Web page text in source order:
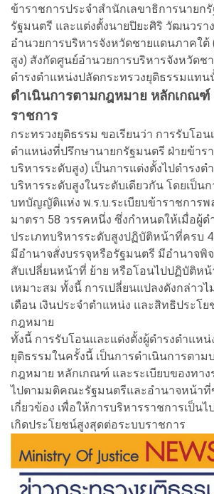
ข้าราชการประจำสำนักเลขาธิการนายก
รัฐมนตรี และแต่งตั้งนายปิยะศิริ วัฒนวรา
อำนวยการบริหารจังหวัดชายแดนภาคใต้
สูง) สังกัดศูนย์อำนวยการบริหารจังหวัดช
ดำรงตำแหน่งปลัดกระทรวงยุติธรรมแทน
ดำเนินการตามกฎหมาย หลักเกณฑ์
ราชการ
กระทรวงยุติธรรม ขอเรียนว่า การรับโอน
ตำแหน่งที่ปรึกษานายกรัฐมนตรี ฝ่ายข้าร
บริหารระดับสูง) เป็นการแต่งตั้งไปดำรงต
บริหารระดับสูงในระดับเดียวกัน โดยเป็น
บทบัญญัติแห่ง พ.ร.บ.ระเบียบข้าราชการพ
มาตรา 58 วรรคหนึ่ง ซึ่งกำหนดให้เมื่อผู้ด
ประเภทบริหารระดับสูงปฏิบัติหน้าที่ครบ
มีอำนาจสั่งบรรจุหรือรัฐมนตรี มีอำนาจพิ
สับเปลี่ยนหน้าที่ ย้าย หรือโอนไปปฏิบัติห
เหมาะสม ทั้งนี้ การเปลี่ยนแปลงดังกล่าวไ
เดือน เงินประจำตำแหน่ง และสิทธิประโ
กฎหมาย
ทั้งนี้ การรับโอนและแต่งตั้งผู้ดำรงตำแหน่
ยุติธรรมในครั้งนี้ เป็นการดำเนินการตา
กฎหมาย หลักเกณฑ์ และระเบียบของทาง
ไปตามมติคณะรัฐมนตรีและอำนาจหน้าที่
เกี่ยวข้อง เพื่อให้การบริหารราชการเป็นไ
เกิดประโยชน์สูงสุดต่อระบบราชการ